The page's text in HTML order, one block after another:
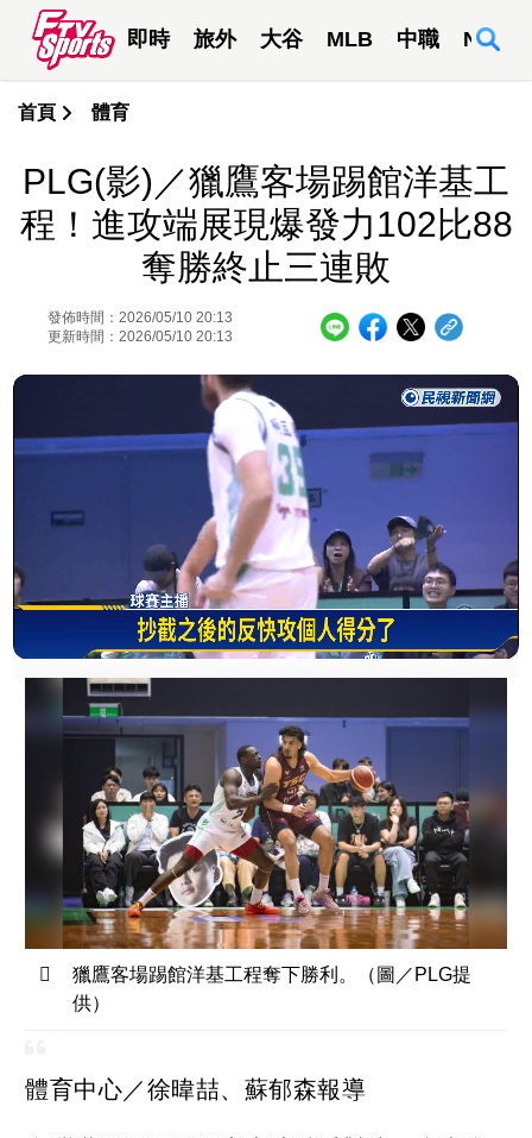
即時 旅外 大谷 MLB 中職 NBA
首頁 體育
PLG(影)／獵鷹客場踢館洋基工
程！進攻端展現爆發力102比88
奪勝終止三連敗
發佈時間：2026/05/10 20:13
更新時間：2026/05/10 20:13
獵鷹客場踢館洋基工程奪下勝利。（圖／PLG提
供）
體育中心／徐暐喆、蘇郁森報導